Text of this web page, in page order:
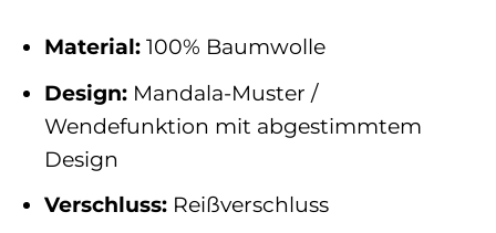
Material: 100% Baumwolle
Design: Mandala-Muster /
Wendefunktion mit abgestimmtem
Design
Verschluss: Reißverschluss